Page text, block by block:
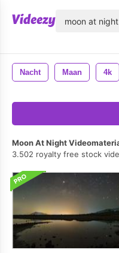
Nacht Maan 4k
Moon At Night
3.502 royalty free stock